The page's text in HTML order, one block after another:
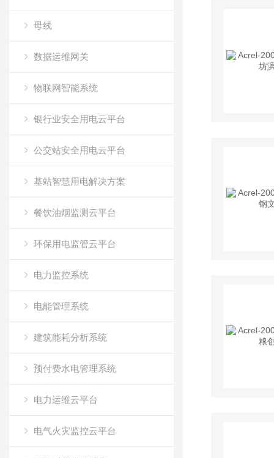
母线
数据运维网关
物联网智能系统
银行业安全用电云平台
公交站安全用电云平台
基站智慧用电解决方案
餐饮油烟监测云平台
环保用电监管云平台
电力监控系统
电能管理系统
建筑能耗分析系统
预付费水电管理系统
电力运维云平台
电气火灾监控云平台